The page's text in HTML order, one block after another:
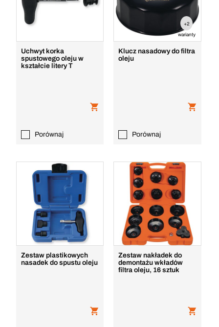
Uchwyt korka
spustowego oleju w
kształcie litery T
Porównaj
+2
warianty
Klucz nasadowy do filtra
oleju
Porównaj
Zestaw plastikowych
nasadek do spustu oleju
Zestaw nakładek do
demontażu wkładów
filtra oleju, 16 sztuk